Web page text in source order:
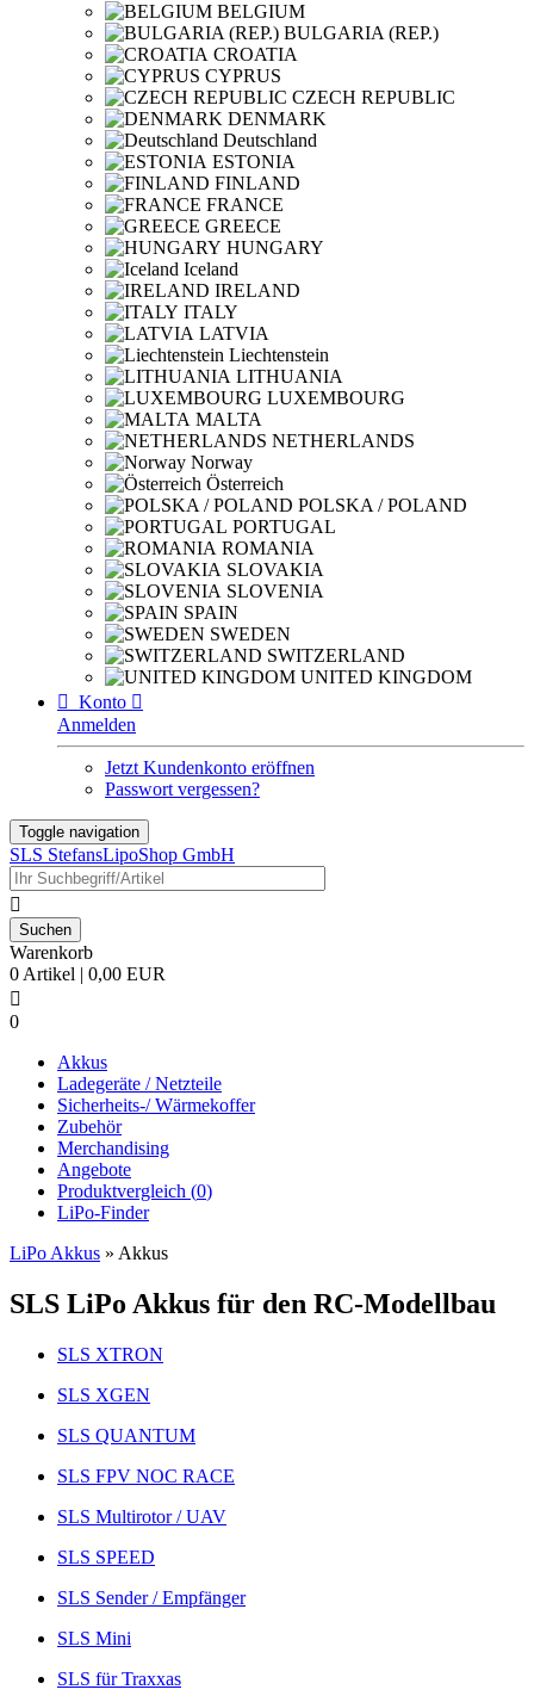
BELGIUM
BULGARIA (REP.)
CROATIA
CYPRUS
CZECH REPUBLIC
DENMARK
Deutschland
ESTONIA
FINLAND
FRANCE
GREECE
HUNGARY
Iceland
IRELAND
ITALY
LATVIA
Liechtenstein
LITHUANIA
LUXEMBOURG
MALTA
NETHERLANDS
Norway
Österreich
POLSKA / POLAND
PORTUGAL
ROMANIA
SLOVAKIA
SLOVENIA
SPAIN
SWEDEN
SWITZERLAND
UNITED KINGDOM
 Konto 
Anmelden
Jetzt Kundenkonto eröffnen
Passwort vergessen?
Toggle navigation
SLS StefansLipoShop GmbH

Warenkorb
0 Artikel | 0,00 EUR

0
Akkus
Ladegeräte / Netzteile
Sicherheits-/ Wärmekoffer
Zubehör
Merchandising
Angebote
Produktvergleich (0)
LiPo-Finder
LiPo Akkus » Akkus
SLS LiPo Akkus für den RC-Modellbau
SLS XTRON
SLS XGEN
SLS QUANTUM
SLS FPV NOC RACE
SLS Multirotor / UAV
SLS SPEED
SLS Sender / Empfänger
SLS Mini
SLS für Traxxas